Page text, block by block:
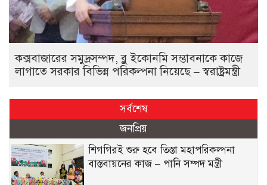
কক্সবাজারের সমুদ্রসম্পদ, ব্লু ইকোনমি সম্ভাবনাকে কাজে
লাগাতে সরকার বিভিন্ন পরিকল্পনা নিয়েছে – স্বরাষ্ট্রমন্ত্রী
সর্বশেষ
জনপ্রিয়
শিগগিরই শুরু হবে তিস্তা মহাপরিকল্পনা
বাস্তবায়নের কাজ – পানি সম্পদ মন্ত্রী